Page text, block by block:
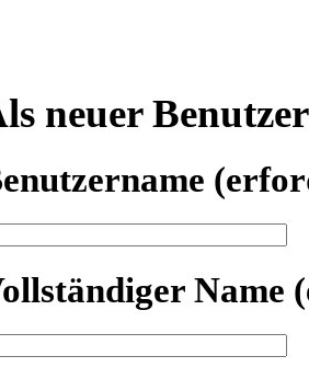
neuer
Name